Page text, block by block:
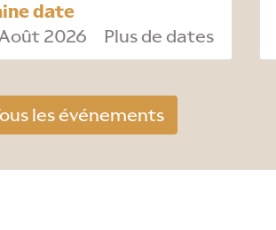
date
2026
Plus de dates
les événements